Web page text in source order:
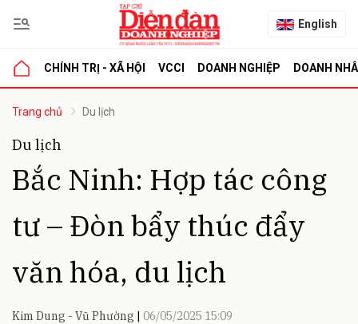
English
CHÍNH TRỊ - XÃ HỘI VCCI DOANH NGHIỆP DOANH
Trang chủ Du lịch
Du lịch
Bắc Ninh: Hợp tác công
tư – Đòn bẩy thúc đẩy
văn hóa, du lịch
Kim Dung - Vũ Phường 06/05/2025 15:09